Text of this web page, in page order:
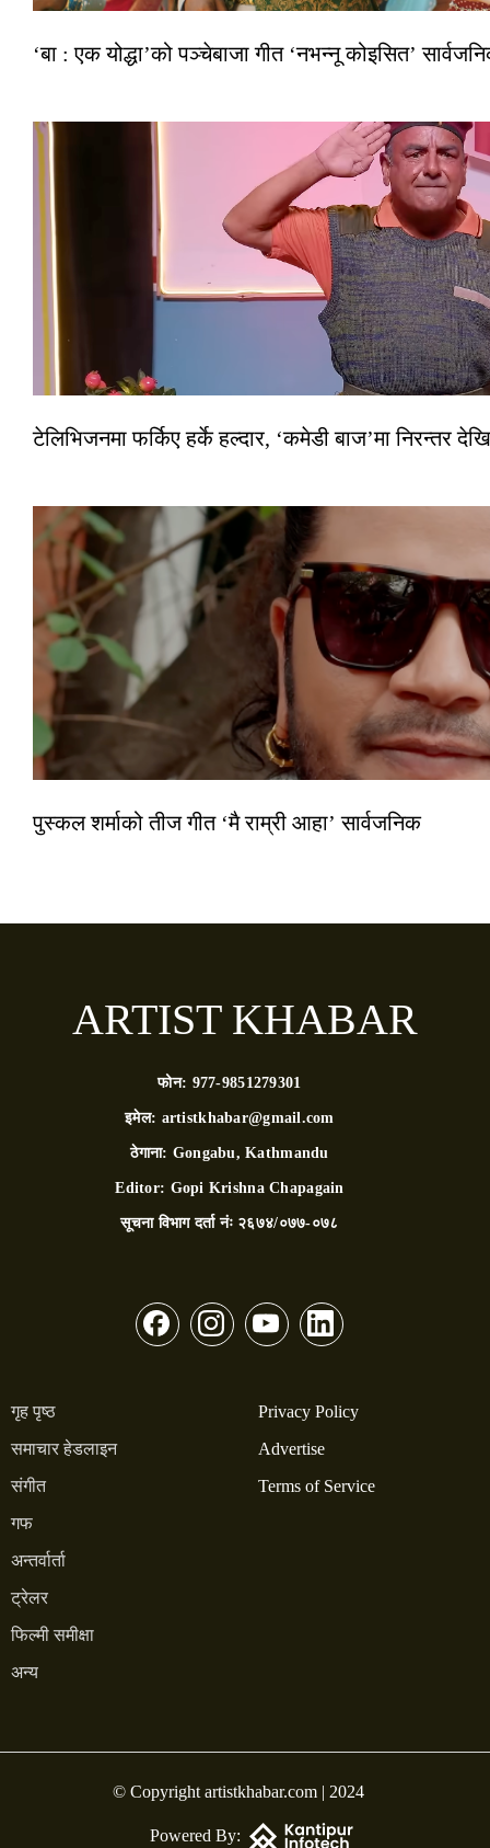
‘बा : एक योद्धा’को पञ्चेबाजा गीत ‘नभन्नू कोइसित’
टेलिभिजनमा फर्किए हर्के हल्दार, ‘कमेडी बाज’मा निरन्तर
पुस्कल शर्माको तीज गीत ‘मै राम्री आहा’ सार्वजनिक
ARTIST KHABAR
फोन: 977-9851279301
इमेल: artistkhabar@gmail.com
ठेगाना: Gongabu, Kathmandu
Editor: Gopi Krishna Chapagain
सूचना विभाग दर्ता नंः २६७४/०७७-०७८
गृह पृष्ठ
समाचार हेडलाइन
संगीत
गफ
अन्तर्वार्ता
ट्रेलर
फिल्मी समीक्षा
अन्य
Privacy Policy
Advertise
Terms of Service
© Copyright artistkhabar.com | 2024
Powered By: